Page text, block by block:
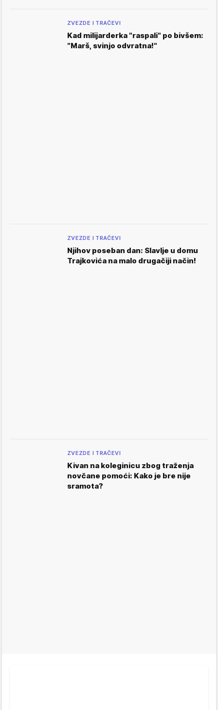
ZVEZDE I TRAČEVI
Kad milijarderka "raspali" po bivšem:
"Marš, svinjo odvratna!"
ZVEZDE I TRAČEVI
Njihov poseban dan: Slavlje u domu
Trajkovića na malo drugačiji način!
ZVEZDE I TRAČEVI
Kivan na koleginicu zbog traženja
novčane pomoći: Kako je bre nije
sramota?